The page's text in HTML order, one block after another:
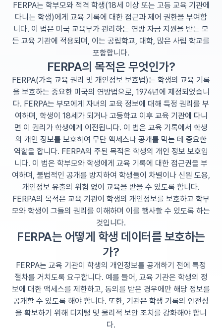
FERPA는 학부모와 적격 학생(18세 이상 또는 고등 교육 기관에
다니는 학생)에게 교육 기록에 대한 접근과 제어 권한을 부여합
니다. 이 법은 미국 교육부가 관리하는 연방 자금 지원을 받는 모
든 교육 기관에 적용되며, 이는 공립학교, 대학, 많은 사립 학교를
포함합니다.
FERPA의 목적은 무엇인가?
FERPA(가족 교육 권리 및 개인정보 보호법)는 학생의 교육 기록
을 보호하는 중요한 미국의 연방법으로, 1974년에 제정되었습니
다. FERPA는 부모에게 자녀의 교육 정보에 대해 특정 권리를 부
여하며, 학생이 18세가 되거나 고등학교 이후 교육 기관에 다니
면 이 권리가 학생에게 이전됩니다. 이 법은 교육 기록에서 학생
의 개인 정보를 보호하여 무단 액세스나 공개를 막는 데 중요한
역할을 합니다. FERPA의 주된 목적은 학생의 개인 정보 보호입
니다. 이 법은 학부모와 학생에게 교육 기록에 대한 접근권을 부
여하며, 불법적인 공개를 방지하여 학생들이 차별이나 신원 도용,
개인정보 유출의 위험 없이 교육을 받을 수 있도록 합니다.
FERPA의 목적은 교육 기관이 학생의 개인정보를 보호하고 학부
모와 학생이 그들의 권리를 이해하며 이를 행사할 수 있도록 하는
것입니다.
FERPA는 어떻게 학생 데이터를 보호하는
가?
FERPA는 교육 기관이 학생의 개인정보를 공개하기 전에 특정
절차를 거치도록 요구합니다. 예를 들어, 교육 기관은 학생의 정
보에 대한 액세스를 제한하고, 동의를 받은 경우에만 해당 정보를
공개할 수 있도록 해야 합니다. 또한, 기관은 학생 기록의 안전성
을 확보하기 위해 디지털 및 물리적 보안 조치를 강화해야 합니
다.